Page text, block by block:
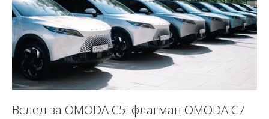
Вслед за OMODA C5: флагман OMODA C7